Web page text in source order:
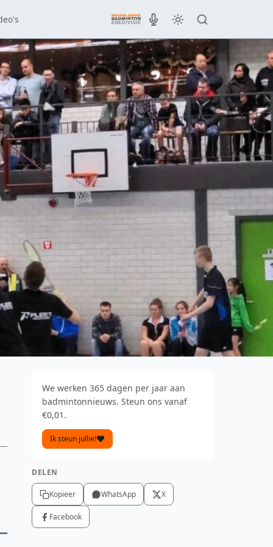
We werken 365 dagen per jaar aan
badmintonnieuws. Steun ons vanaf
€0,01.
Ik steun jullie!
DELEN
Kopieer WhatsApp X
Facebook